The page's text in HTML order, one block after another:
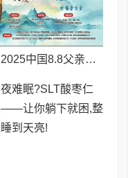
祝贺2025中国8.8父亲节“孝行天下家风传承”论坛暨祈福音乐会圆满成功